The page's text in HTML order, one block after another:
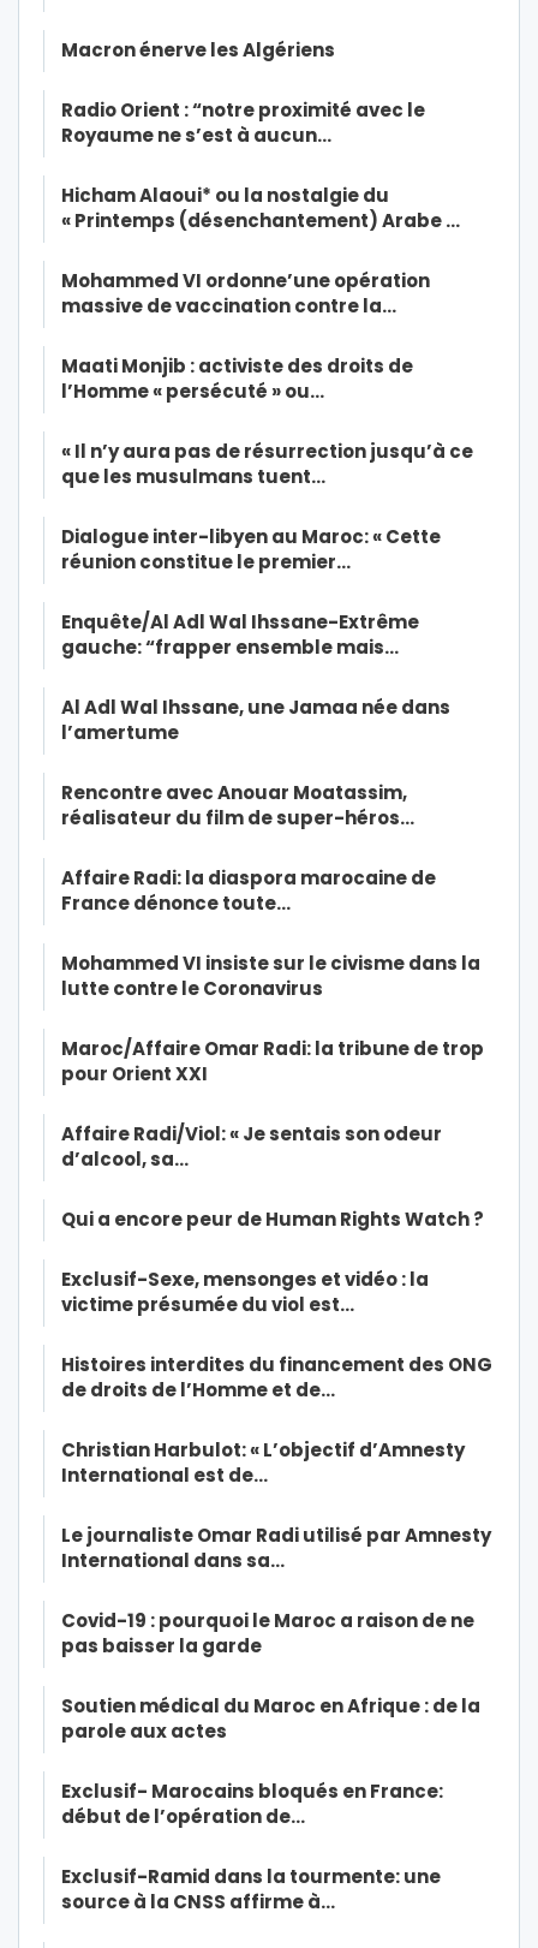
Macron énerve les Algériens
Radio Orient : “notre proximité avec le
Royaume ne s’est à aucun…
Hicham Alaoui* ou la nostalgie du
« Printemps (désenchantement) Arabe …
Mohammed VI ordonne’une opération
massive de vaccination contre la…
Maati Monjib : activiste des droits de
l’Homme « persécuté » ou…
« Il n’y aura pas de résurrection jusqu’à ce
que les musulmans tuent…
Dialogue inter-libyen au Maroc: « Cette
réunion constitue le premier…
Enquête/Al Adl Wal Ihssane-Extrême
gauche: “frapper ensemble mais…
Al Adl Wal Ihssane, une Jamaa née dans
l’amertume
Rencontre avec Anouar Moatassim,
réalisateur du film de super-héros…
Affaire Radi: la diaspora marocaine de
France dénonce toute…
Mohammed VI insiste sur le civisme dans la
lutte contre le Coronavirus
Maroc/Affaire Omar Radi: la tribune de trop
pour Orient XXI
Affaire Radi/Viol: « Je sentais son odeur
d’alcool, sa…
Qui a encore peur de Human Rights Watch ?
Exclusif-Sexe, mensonges et vidéo : la
victime présumée du viol est…
Histoires interdites du financement des ONG
de droits de l’Homme et de…
Christian Harbulot: « L’objectif d’Amnesty
International est de…
Le journaliste Omar Radi utilisé par Amnesty
International dans sa…
Covid-19 : pourquoi le Maroc a raison de ne
pas baisser la garde
Soutien médical du Maroc en Afrique : de la
parole aux actes
Exclusif- Marocains bloqués en France:
début de l’opération de…
Exclusif-Ramid dans la tourmente: une
source à la CNSS affirme à…